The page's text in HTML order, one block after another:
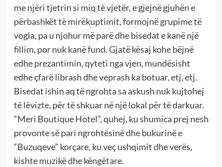
me njëri tjetrin si miq të vjetër, e gjejnë gjuhën e
përbashkët të mirëkuptimit, formojnë grupime të
vogla, pa u njohur më parë dhe bisedat e kanë një
fillim, por nuk kanë fund. Gjatë kësaj kohe bëjnë
edhe prezantimin, qyteti nga vjen, mundësisht
edhe çfarë librash dhe veprash ka botuar, etj, etj.
Bisedat ishin aq të ngrohta sa askush nuk kujtohej
të lëvizte, për të shkuar në një lokal për të darkuar.
“Meri Boutique Hotel”, quhej, ku shumica prej nesh
provonte së pari ngrohtësinë dhe bukurinë e
“Buzuqeve” korçare, ku veç ushqimit dhe verës,
kishte muzikë dhe këngëtare.